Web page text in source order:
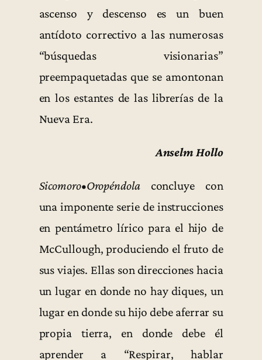
ascenso y descenso es un buen
antídoto correctivo a las numerosas
“búsquedas visionarias”
preempaquetadas que se amontonan
en los estantes de las librerías de la
Nueva Era.
Anselm Hollo
Sicomoro•Oropéndolaconcluye con
una imponente serie de instrucciones
en pentámetro lírico para el hijo de
McCullough, produciendo el fruto de
sus viajes. Ellas son direcciones hacia
un lugar en donde no hay diques, un
lugar en donde su hijo debe aferrar su
propia tierra, en donde debe él
aprender a “Respirar, hablar